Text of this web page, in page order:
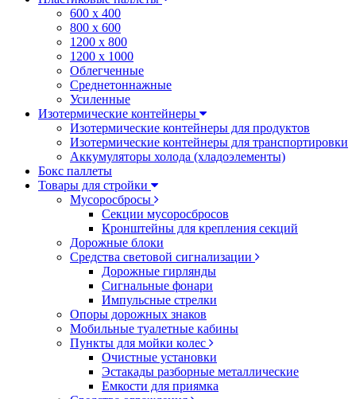
600 х 400
800 х 600
1200 х 800
1200 х 1000
Облегченные
Среднетоннажные
Усиленные
Изотермические контейнеры
Изотермические контейнеры для продуктов
Изотермические контейнеры для транспортировки
Аккумуляторы холода (хладоэлементы)
Бокс паллеты
Товары для стройки
Мусоросбросы
Секции мусоросбросов
Кронштейны для крепления секций
Дорожные блоки
Средства световой сигнализации
Дорожные гирлянды
Сигнальные фонари
Импульсные стрелки
Опоры дорожных знаков
Мобильные туалетные кабины
Пункты для мойки колес
Очистные установки
Эстакады разборные металлические
Емкости для приямка